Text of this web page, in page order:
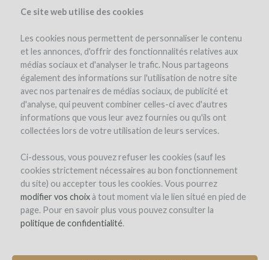
Ce site web utilise des cookies
Les cookies nous permettent de personnaliser le contenu
et les annonces, d'offrir des fonctionnalités relatives aux
médias sociaux et d'analyser le trafic. Nous partageons
également des informations sur l'utilisation de notre site
avec nos partenaires de médias sociaux, de publicité et
d'analyse, qui peuvent combiner celles-ci avec d'autres
informations que vous leur avez fournies ou qu'ils ont
collectées lors de votre utilisation de leurs services.
Ci-dessous, vous pouvez refuser les cookies (sauf les
cookies strictement nécessaires au bon fonctionnement
du site) ou accepter tous les cookies. Vous pourrez
modifier vos choixà tout moment via le lien situé en pied de
page. Pour en savoir plus vous pouvez consulter la
politique de confidentialité.
REGISTRO
Bienvenido a